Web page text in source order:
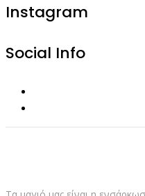
Instagram
Social Info